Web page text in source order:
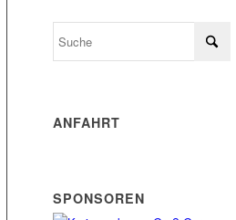
ANFAHRT
SPONSOREN